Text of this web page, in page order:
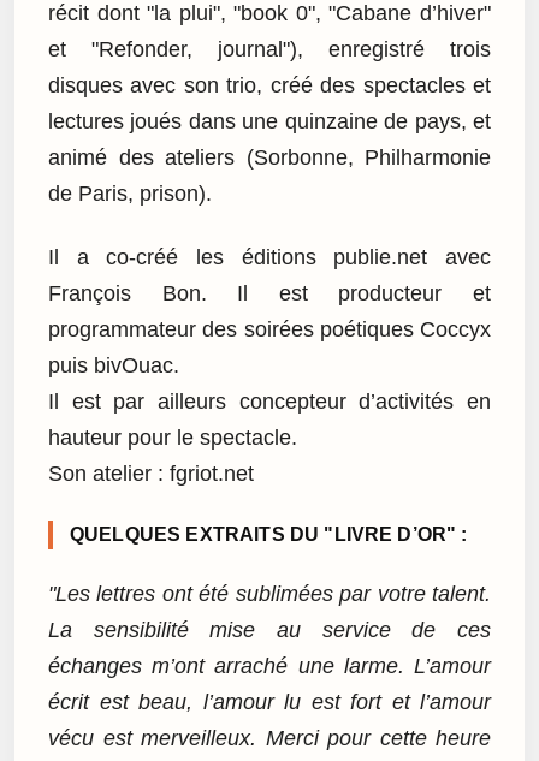
récit dont "la plui", "book 0", "Cabane d’hiver"
et "Refonder, journal"), enregistré trois
disques avec son trio, créé des spectacles et
lectures joués dans une quinzaine de pays, et
animé des ateliers (Sorbonne, Philharmonie
de Paris, prison).
Il a co-créé les éditions publie.net avec
François Bon. Il est producteur et
programmateur des soirées poétiques Coccyx
puis bivOuac.
Il est par ailleurs concepteur d’activités en
hauteur pour le spectacle.
Son atelier : fgriot.net
QUELQUES EXTRAITS DU "LIVRE D’OR" :
"Les lettres ont été sublimées par votre talent.
La sensibilité mise au service de ces
échanges m’ont arraché une larme. L’amour
écrit est beau, l’amour lu est fort et l’amour
vécu est merveilleux. Merci pour cette heure